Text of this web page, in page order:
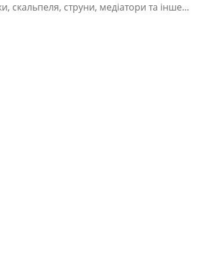
скальпеля, струни, медіатори та інше...